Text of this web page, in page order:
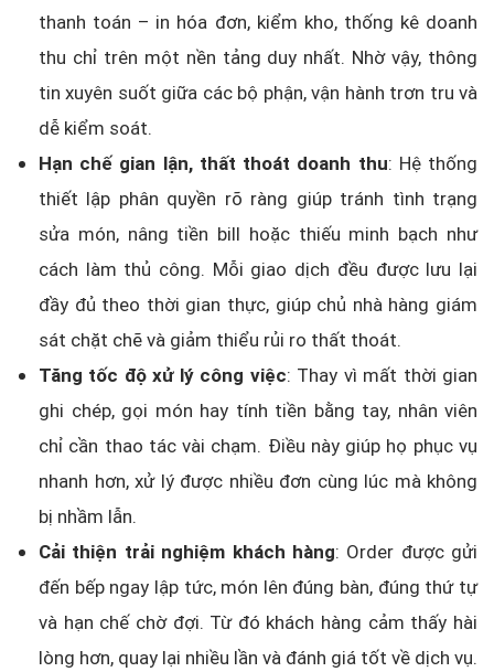
thanh toán – in hóa đơn, kiểm kho, thống kê doanh
thu chỉ trên một nền tảng duy nhất. Nhờ vậy, thông
tin xuyên suốt giữa các bộ phận, vận hành trơn tru và
dễ kiểm soát.
Hạn chế gian lận, thất thoát doanh thu: Hệ thống
thiết lập phân quyền rõ ràng giúp tránh tình trạng
sửa món, nâng tiền bill hoặc thiếu minh bạch như
cách làm thủ công. Mỗi giao dịch đều được lưu lại
đầy đủ theo thời gian thực, giúp chủ nhà hàng giám
sát chặt chẽ và giảm thiểu rủi ro thất thoát.
Tăng tốc độ xử lý công việc: Thay vì mất thời gian
ghi chép, gọi món hay tính tiền bằng tay, nhân viên
chỉ cần thao tác vài chạm. Điều này giúp họ phục vụ
nhanh hơn, xử lý được nhiều đơn cùng lúc mà không
bị nhầm lẫn.
Cải thiện trải nghiệm khách hàng: Order được gửi
đến bếp ngay lập tức, món lên đúng bàn, đúng thứ tự
và hạn chế chờ đợi. Từ đó khách hàng cảm thấy hài
lòng hơn, quay lại nhiều lần và đánh giá tốt về dịch vụ.